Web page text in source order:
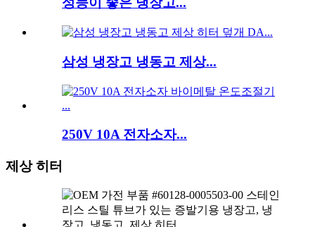
삼성 냉장고 냉동고 제상...
250V 10A 전자소자...
제상 히터